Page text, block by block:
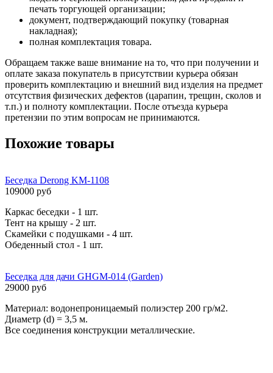
печать торгующей организации;
документ, подтверждающий покупку (товарная
накладная);
полная комплектация товара.
Обращаем также ваше внимание на то, что при получении и
оплате заказа покупатель в присутствии курьера обязан
проверить комплектацию и внешний вид изделия на предмет
отсутствия физических дефектов (царапин, трещин, сколов и
т.п.) и полноту комплектации. После отъезда курьера
претензии по этим вопросам не принимаются.
Похожие товары
Беседка Derong KM-1108
109000 руб
Каркас беседки - 1 шт.
Тент на крышу - 2 шт.
Скамейки с подушками - 4 шт.
Обеденный стол - 1 шт.
Беседка для дачи GHGM-014 (Garden)
29000 руб
Материал: водонепроницаемый полиэстер 200 гр/м2.
Диаметр (d) = 3,5 м.
Все соединения конструкции металлические.